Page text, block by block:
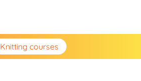
Knitting courses